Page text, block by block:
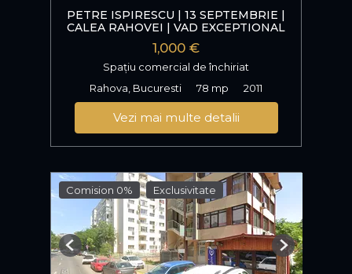
PETRE ISPIRESCU | 13 SEPTEMBRIE |
CALEA RAHOVEI | VAD EXCEPTIONAL
1,000 €
Spațiu comercial de închiriat
Rahova, Bucuresti
78 mp 2011
Vezi mai multe detalii
Comision 0% Exclusivitate
Previous Next